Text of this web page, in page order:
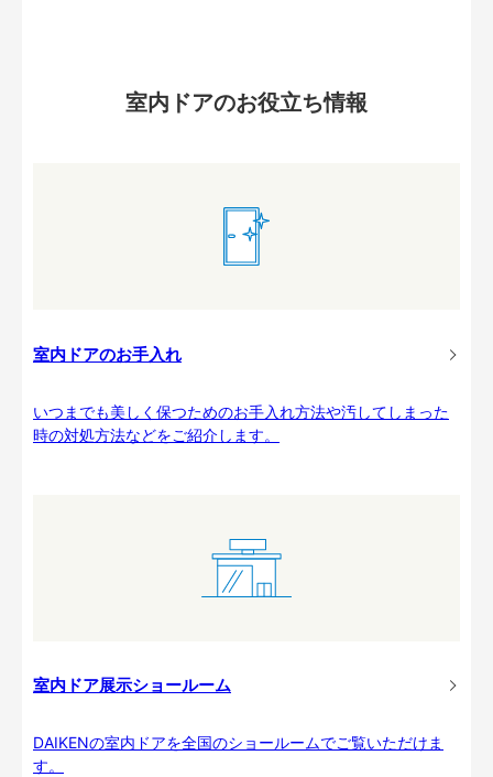
室内ドアのお役立ち情報
室内ドアのお手入れ
いつまでも美しく保つためのお手入れ方法や汚してしまった
時の対処方法などをご紹介します。
室内ドア展示ショールーム
DAIKENの室内ドアを全国のショールームでご覧いただけま
す。